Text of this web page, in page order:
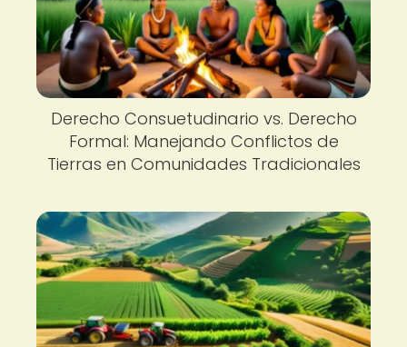
Derecho Consuetudinario vs. Derecho
Formal: Manejando Conflictos de
Tierras en Comunidades Tradicionales